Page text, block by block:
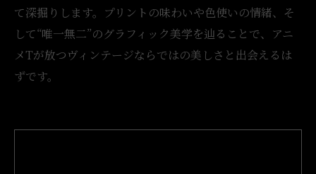
て深掘りします。プリントの味わいや色使いの情緒、そ
して“唯一無二”のグラフィック美学を辿ることで、アニ
メTが放つヴィンテージならではの美しさと出会えるは
ずです。